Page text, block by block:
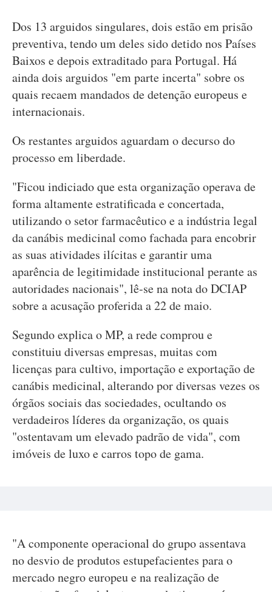
Dos 13 arguidos singulares, dois estão em prisão
preventiva, tendo um deles sido detido nos Países
Baixos e depois extraditado para Portugal. Há
ainda dois arguidos "em parte incerta" sobre os
quais recaem mandados de detenção europeus e
internacionais.
Os restantes arguidos aguardam o decurso do
processo em liberdade.
"Ficou indiciado que esta organização operava de
forma altamente estratificada e concertada,
utilizando o setor farmacêutico e a indústria legal
da canábis medicinal como fachada para encobrir
as suas atividades ilícitas e garantir uma
aparência de legitimidade institucional perante as
autoridades nacionais", lê-se na nota do DCIAP
sobre a acusação proferida a 22 de maio.
Segundo explica o MP, a rede comprou e
constituiu diversas empresas, muitas com
licenças para cultivo, importação e exportação de
canábis medicinal, alterando por diversas vezes os
órgãos sociais das sociedades, ocultando os
verdadeiros líderes da organização, os quais
"ostentavam um elevado padrão de vida", com
imóveis de luxo e carros topo de gama.
"A componente operacional do grupo assentava
no desvio de produtos estupefacientes para o
mercado negro europeu e na realização de